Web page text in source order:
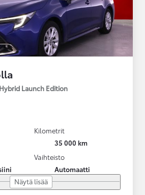
Launch Edition
Kilometrit
35 000 km
Vaihteisto
Automaatti
Näytä lisää